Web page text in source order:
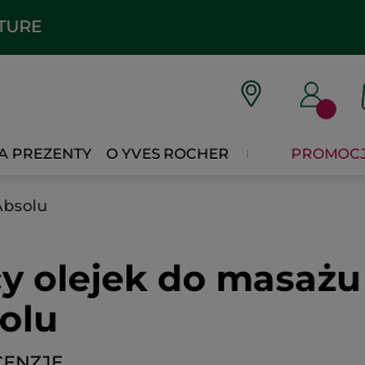
PREZENTY O YVES ROCHER
olejek do masażu